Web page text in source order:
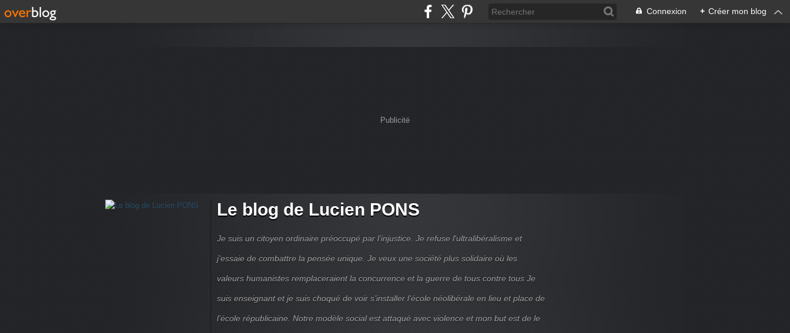
Connexion + Créer mon blog
Publicité
Le blog de Lucien PONS
Je suis un citoyen ordinaire préoccupé par l’injustice. Je refuse l'ultralibéralisme et
j'essaie de combattre la pensée unique. Je veux une société plus solidaire où les
valeurs humanistes remplaceraient la concurrence et la guerre de tous contre tous Je
suis enseignant et je suis choqué de voir s’installer l’école néolibérale en lieu et place de
l’école républicaine. Notre modèle social est attaqué avec violence et mon but est de le